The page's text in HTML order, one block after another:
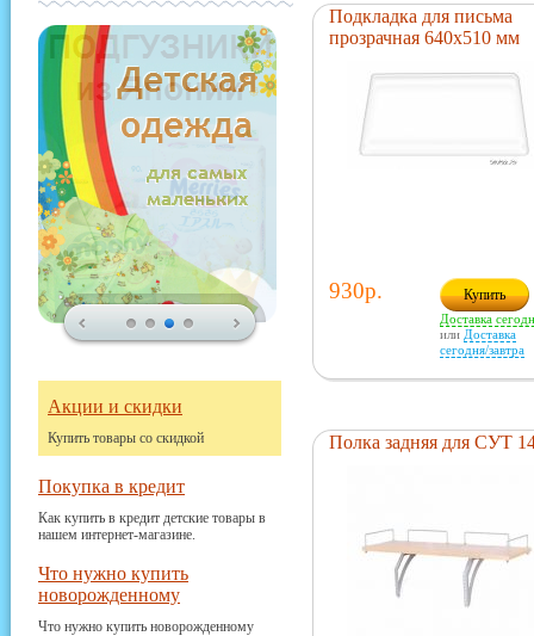
Акции и скидки
Купить товары со скидкой
Покупка в кредит
Как купить в кредит детские товары в
нашем интернет-магазине.
Что нужно купить
новорожденному
Что нужно купить новорожденному
Подкладка для письма
прозрачная 640х510 мм
930р. Купить
Доставка
или Доставка
сегодня/завтра
Полка задняя для СУТ